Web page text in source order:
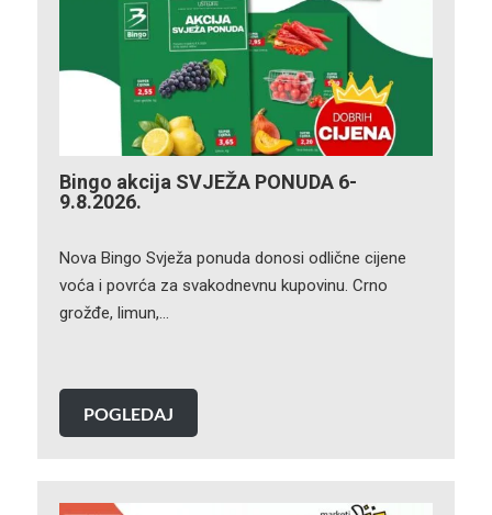
Bingo akcija SVJEŽA PONUDA 6-
9.8.2026.
Nova Bingo Svježa ponuda donosi odlične cijene
voća i povrća za svakodnevnu kupovinu. Crno
grožđe, limun,…
POGLEDAJ